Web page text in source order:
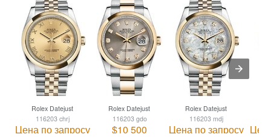
Rolex Datejust
116203 chrj
Цена по запросу
Rolex Datejust
116203 gdo
$10 500
Rolex Datejust
116203 mdj
Цена по запросу